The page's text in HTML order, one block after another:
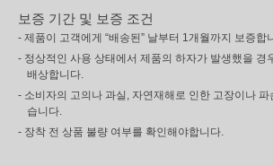
보증 기간 및 보증 조건
- 제품이 고객에게 “배송된” 날부터 1개월까지 보증합
- 정상적인 사용 상태에서 제품의 하자가 발생했을 경
배상합니다.
- 소비자의 고의나 과실, 자연재해로 인한 고장이나
습니다.
- 장착 전 상품 불량 여부를 확인해야합니다.